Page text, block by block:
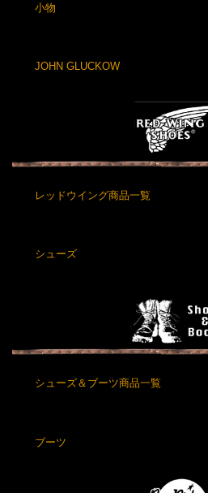
小物
JOHN GLUCKOW
レッドウイング商品一覧
シューズ
シューズ＆ブーツ商品一覧
ブーツ